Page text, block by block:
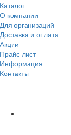
Каталог
О компании
Для организаций
Доставка и оплата
Акции
Прайс лист
Информация
Контакты